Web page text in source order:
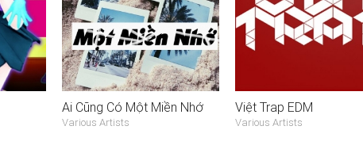
Ai Cũng Có Một Miền Nhớ
Various Artists
Việt Trap EDM
Various Artists